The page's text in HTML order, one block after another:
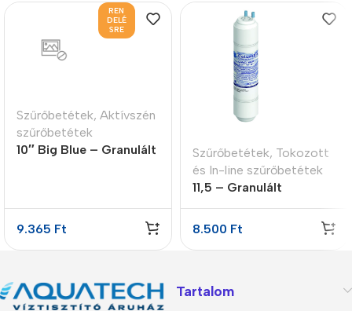
REN
DELÉ
SRE
Szűrőbetétek, Aktívszén
szűrőbetétek
10″ Big Blue – Granulált
9.365 Ft
Szűrőbetétek, Tokozott
és In-line szűrőbetétek
11,5 – Granulált
8.500 Ft
Tartalom